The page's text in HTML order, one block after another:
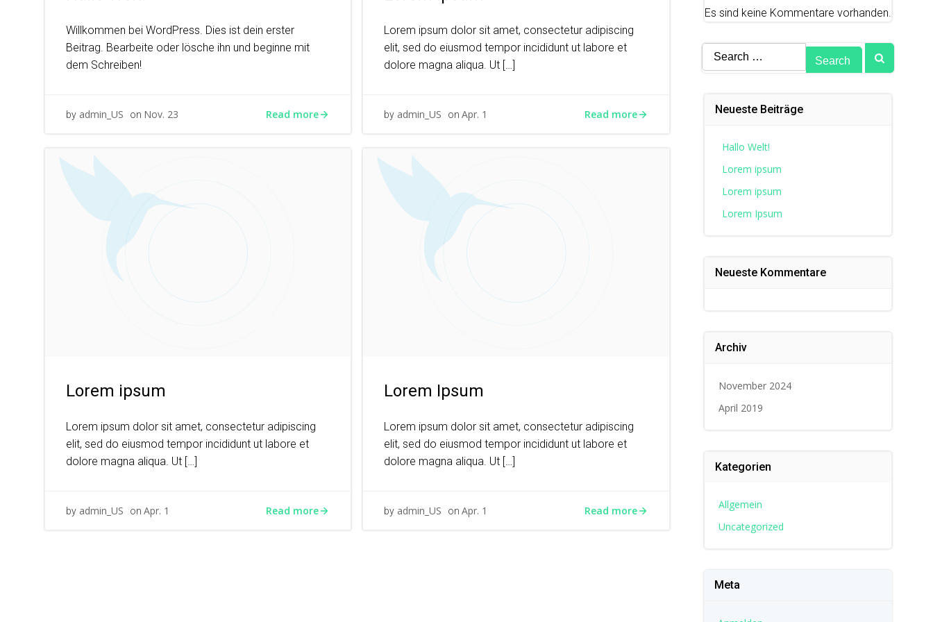
Willkommen bei WordPress. Dies ist dein erster
Beitrag. Bearbeite oder lösche ihn und beginne mit
dem Schreiben!
by admin_US on Nov. 23 Read more
Lorem ipsum dolor sit amet, consectetur adipiscing
elit, sed do eiusmod tempor incididunt ut labore et
dolore magna aliqua. Ut […]
by admin_US onApr. 1 Read more
Lorem ipsum
Lorem ipsum dolor sit amet, consectetur adipiscing
elit, sed do eiusmod tempor incididunt ut labore et
dolore magna aliqua. Ut […]
by admin_US on Apr. 1 Read more
Lorem Ipsum
Lorem ipsum dolor sit amet, consectetur adipiscing
elit, sed do eiusmod tempor incididunt ut labore et
dolore magna aliqua. Ut […]
by admin_US onApr. 1 Read more
Es sind keine Kommentare vorhanden.
Search
for:
Neueste Beiträge
Hallo Welt!
Lorem ipsum
Lorem ipsum
Lorem Ipsum
Neueste Kommentare
Archiv
November 2024
April 2019
Kategorien
Allgemein
Uncategorized
Meta